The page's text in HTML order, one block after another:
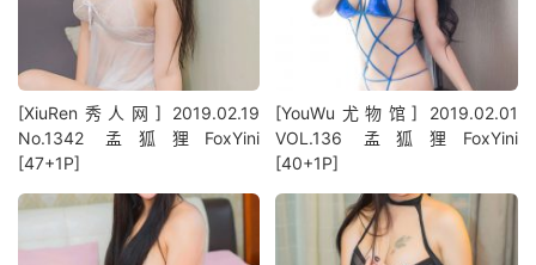
[XiuRen秀人网] 2019.02.19
No.1342 孟狐狸FoxYini
[47+1P]
[YouWu尤物馆] 2019.02.01
VOL.136 孟狐狸FoxYini
[40+1P]